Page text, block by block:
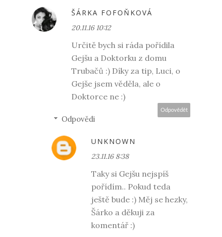
ŠÁRKA FOFOŇKOVÁ
20.11.16 10:12
Určitě bych si ráda pořídila
Gejšu a Doktorku z domu
Trubačů :) Díky za tip, Luci, o
Gejše jsem věděla, ale o
Doktorce ne :)
Odpovědět
Odpovědi
UNKNOWN
23.11.16 8:38
Taky si Gejšu nejspíš
pořídím.. Pokud teda
ještě bude :) Měj se hezky,
Šárko a děkuji za
komentář :)